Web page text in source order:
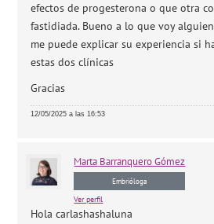
efectos de progesterona o que otra
fastidiada. Bueno a lo que voy
me puede explicar su experiencia si
estas dos clínicas
Gracias
12/05/2025 a las 16:53
Marta Barranquero Gómez
Embrióloga
Ver perfil
Hola carlashashaluna